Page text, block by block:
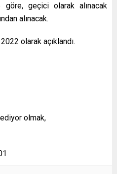
göre, geçici olarak alınacak
alınacak.
olarak açıklandı.
olmak,